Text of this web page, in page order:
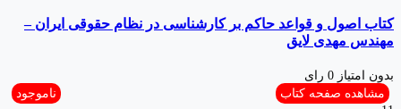
کتاب اصول و قواعد حاکم بر کارشناسی در نظام حقوقی ایران –
مهندس مهدی لایق
بدون امتیاز 0 رای
مشاهده صفحه کتاب
ناموجود